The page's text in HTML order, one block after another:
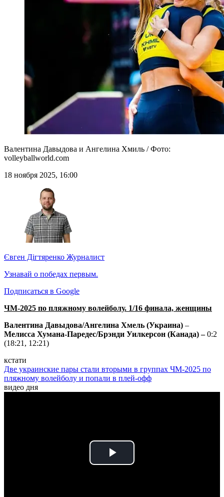
Валентина Давыдова и Ангелина Хмиль / Фото:
volleyballworld.com
18 ноября 2025, 16:00
Євген Дігтяренко Журналист
Узнавай о победах первым.
Подписаться в Google
ЧМ-2025 по пляжному волейболу. 1/16 финала, женщины
Валентина Давыдова/Ангелина Хмель (Украина) –
Мелисса Хумана-Паредес/Брэнди Уилкерсон (Канада) –0:2
(18:21, 12:21)
кстати
Две украинские пары стали вторыми в группах ЧМ-2025 по
пляжному волейболу и попали в плей-офф
видео дня
Play